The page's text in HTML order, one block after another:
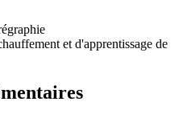
et d'apprentissage de